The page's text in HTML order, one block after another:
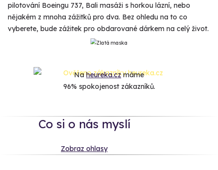
pilotování Boeingu 737, Bali masáži s horkou lázní, nebo
nějakém z mnoha zážitků pro dva. Bez ohledu na to co
vyberete, bude zážitek pro obdarované dárkem na celý život.
Naheureka.czmáme
96% spokojenost zákazníků.
Co si o nás myslí
Zobraz ohlasy